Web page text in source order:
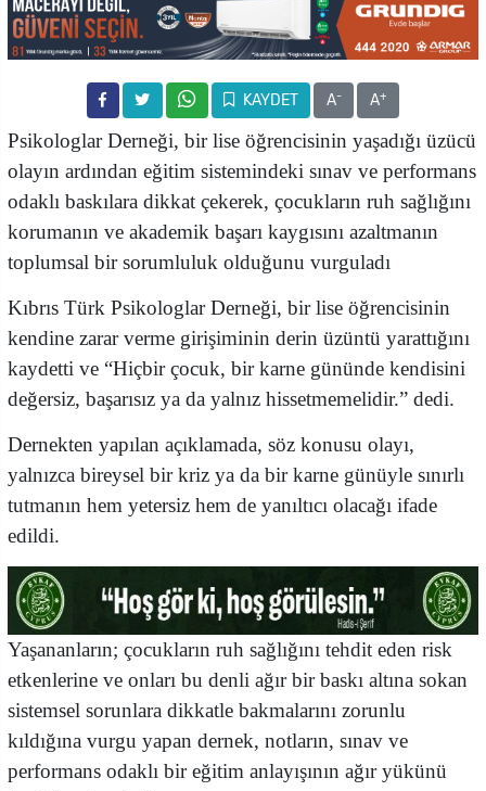
KAYDET A- A+
Psikologlar Derneği, bir lise öğrencisinin yaşadığı üzücü
olayın ardından eğitim sistemindeki sınav ve performans
odaklı baskılara dikkat çekerek, çocukların ruh sağlığını
korumanın ve akademik başarı kaygısını azaltmanın
toplumsal bir sorumluluk olduğunu vurguladı
Kıbrıs Türk Psikologlar Derneği, bir lise öğrencisinin
kendine zarar verme girişiminin derin üzüntü yarattığını
kaydetti ve “Hiçbir çocuk, bir karne gününde kendisini
değersiz, başarısız ya da yalnız hissetmemelidir.” dedi.
Dernekten yapılan açıklamada, söz konusu olayı,
yalnızca bireysel bir kriz ya da bir karne günüyle sınırlı
tutmanın hem yetersiz hem de yanıltıcı olacağı ifade
edildi.
Yaşananların; çocukların ruh sağlığını tehdit eden risk
etkenlerine ve onları bu denli ağır bir baskı altına sokan
sistemsel sorunlara dikkatle bakmalarını zorunlu
kıldığına vurgu yapan dernek, notların, sınav ve
performans odaklı bir eğitim anlayışının ağır yükünü